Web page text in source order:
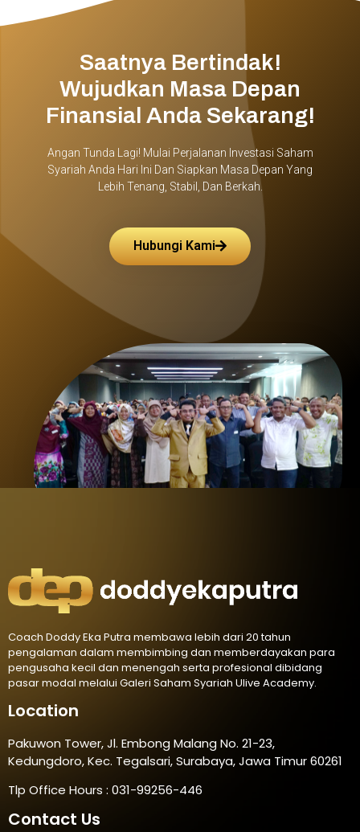
Saatnya Bertindak!
Wujudkan Masa Depan
Finansial Anda Sekarang!
Angan Tunda Lagi! Mulai Perjalanan Investasi Saham
Syariah Anda Hari Ini Dan Siapkan Masa Depan Yang
Lebih Tenang, Stabil, Dan Berkah.
Hubungi Kami
Coach Doddy Eka Putra membawa lebih dari 20 tahun
pengalaman dalam membimbing dan memberdayakan para
pengusaha kecil dan menengah serta profesional dibidang
pasar modal melalui Galeri Saham Syariah Ulive Academy.
Location
Pakuwon Tower, Jl. Embong Malang No. 21-23,
Kedungdoro, Kec. Tegalsari, Surabaya, Jawa Timur 60261
Tlp Office Hours : 031-99256-446
Contact Us